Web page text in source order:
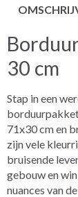
30 cm
Stap in een
71x30 cm en
zijn vele
bruisende
gebouw en
nuances van